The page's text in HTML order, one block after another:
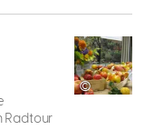
©
Radtour